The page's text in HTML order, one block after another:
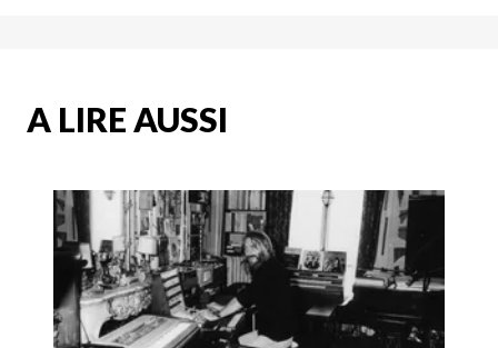
A LIRE AUSSI